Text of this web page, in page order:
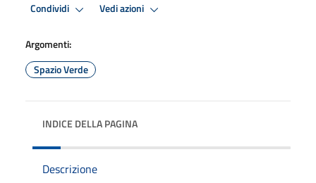
Condividi Vedi azioni
Argomenti:
Spazio Verde
INDICE DELLA PAGINA
Descrizione